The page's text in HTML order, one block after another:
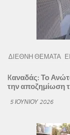
ΔΙΕΘΝΗ ΘΕΜΑΤΑ
Kαναδάς: Το
την αποζημίωση
5 ΙΟΥΝΊΟΥ 2026